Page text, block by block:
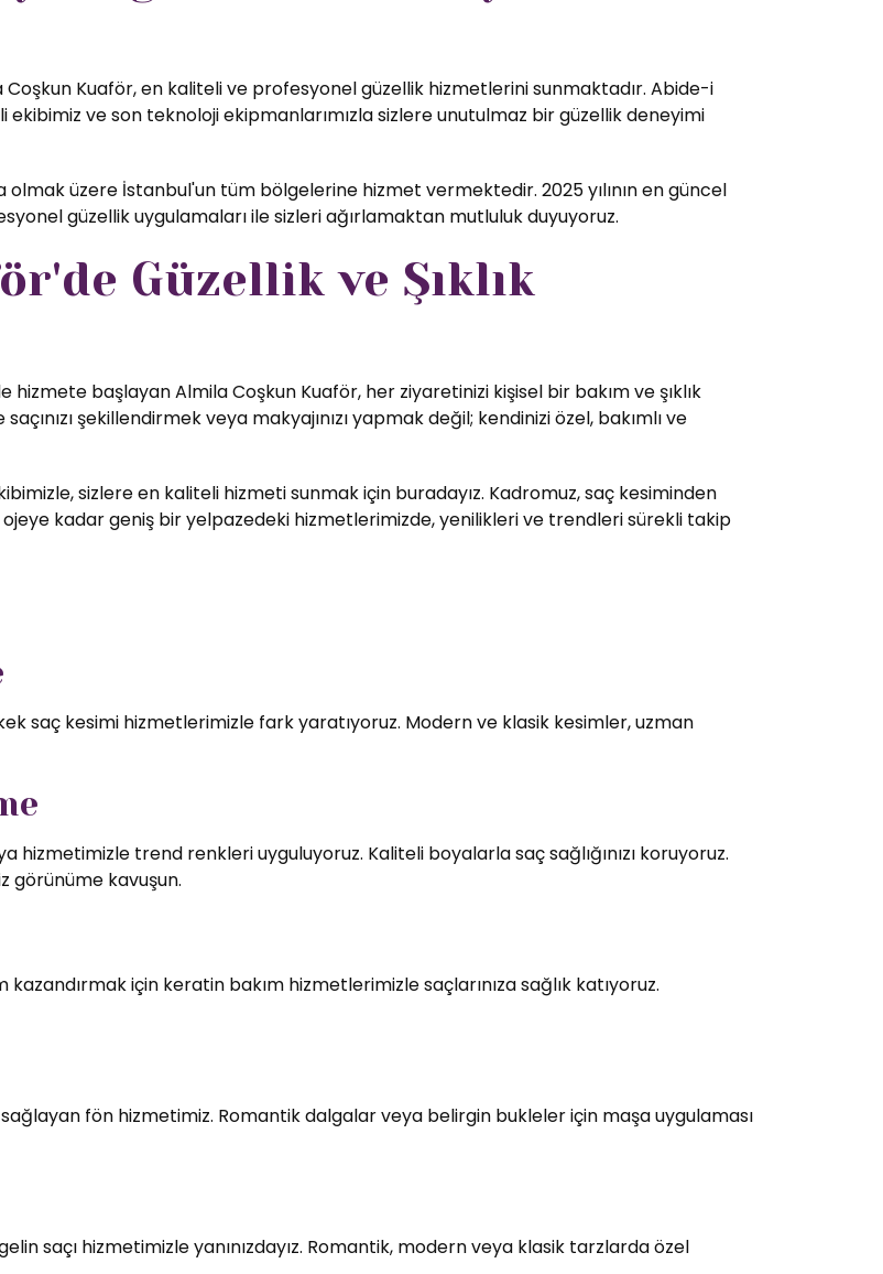
Kuaför, en kaliteli ve profesyonel güzellik hizmetlerini sunmaktadır. Abide-i
ve son teknoloji ekipmanlarımızla sizlere unutulmaz bir güzellik deneyimi
üzere İstanbul'un tüm bölgelerine hizmet vermektedir. 2025 yılının en güncel
güzellik uygulamaları ile sizleri ağırlamaktan mutluluk duyuyoruz.
Güzellik ve Şıklık
başlayan Almila Coşkun Kuaför, her ziyaretinizi kişisel bir bakım ve şıklık
şekillendirmek veya makyajınızı yapmak değil; kendinizi özel, bakımlı ve
sizlere en kaliteli hizmeti sunmak için buradayız. Kadromuz, saç kesiminden
ojeye kadar geniş bir yelpazedeki hizmetlerimizde, yenilikleri ve trendleri sürekli takip
saç kesimi hizmetlerimizle fark yaratıyoruz. Modern ve klasik kesimler, uzman
hizmetimizle trend renkleri uyguluyoruz. Kaliteli boyalarla saç sağlığınızı koruyoruz.
görünüme kavuşun.
kazandırmak için keratin bakım hizmetlerimizle saçlarınıza sağlık katıyoruz.
fön hizmetimiz. Romantik dalgalar veya belirgin bukleler için maşa uygulaması
saçı hizmetimizle yanınızdayız. Romantik, modern veya klasik tarzlarda özel